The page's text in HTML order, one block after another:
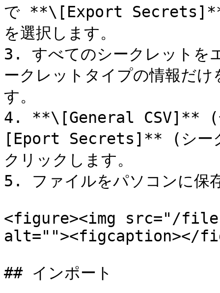
で **\[Export Secrets]** (
を選択します。
3. すべてのシークレットを
ークレットタイプの情報だ
す。
4. **\[General CSV]** (
[Eport Secrets]** (シーク
クリックします。
5. ファイルをパソコンに保
<figure><img src="/files/
alt=""><figcaption></
## インポート